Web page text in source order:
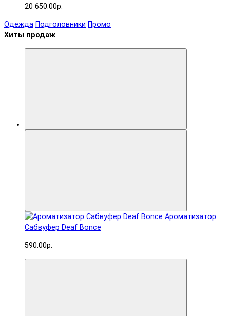
20 650.00р.
Одежда Подголовники Промо
Хиты продаж
Ароматизатор
Сабвуфер Deaf Bonce
590.00р.